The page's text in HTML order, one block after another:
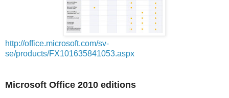
http://office.microsoft.com/sv-
se/products/FX101635841053.aspx
Microsoft Office 2010 editions